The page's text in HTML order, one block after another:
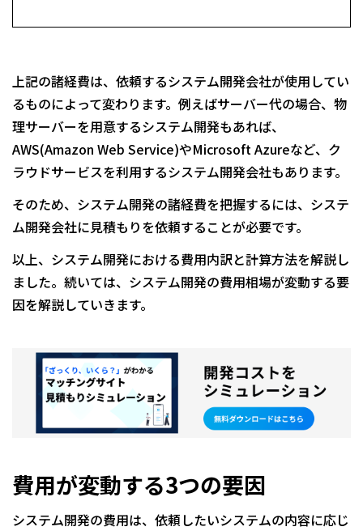
上記の諸経費は、依頼するシステム開発会社が使用してい
るものによって変わります。例えばサーバー代の場合、物
理サーバーを用意するシステム開発もあれば、
AWS(Amazon Web Service)やMicrosoft Azureなど、ク
ラウドサービスを利用するシステム開発会社もあります。
そのため、システム開発の諸経費を把握するには、システ
ム開発会社に見積もりを依頼することが必要です。
以上、システム開発における費用内訳と計算方法を解説し
ました。続いては、システム開発の費用相場が変動する要
因を解説していきます。
費用が変動する3つの要因
システム開発の費用は、依頼したいシステムの内容に応じ